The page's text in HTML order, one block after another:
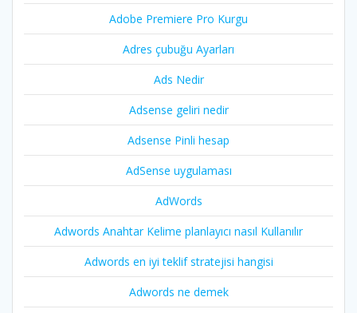
Adobe Premiere Pro Kurgu
Adres çubuğu Ayarları
Ads Nedir
Adsense geliri nedir
Adsense Pinli hesap
AdSense uygulaması
AdWords
Adwords Anahtar Kelime planlayıcı nasıl Kullanılır
Adwords en iyi teklif stratejisi hangisi
Adwords ne demek